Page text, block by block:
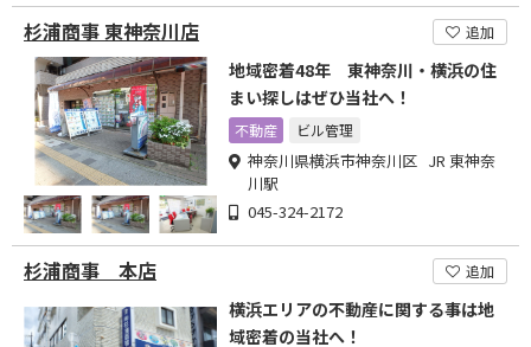
杉浦商事 東神奈川店 追加
地域密着48年 東神奈川・横浜の住
まい探しはぜひ当社へ！
不動産 ビル管理
神奈川県横浜市神奈川区 JR 東神奈
川駅
045-324-2172
杉浦商事 本店 追加
横浜エリアの不動産に関する事は地
域密着の当社へ！